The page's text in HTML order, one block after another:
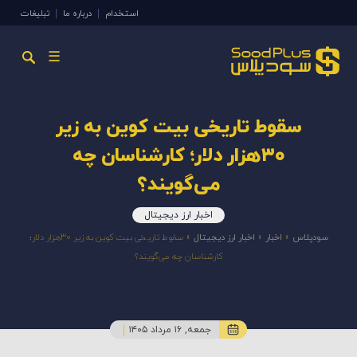
استخدام درباره ما تبلیغات
☰
سقوط تاریخی بیت کوین به زیر
۳۰هزار دلار؛ کارشناسان چه
می‌گویند؟
اخبار ارز دیجیتال
سودپلاس » اخبار » اخبار ارز دیجیتال »
سقوط تاریخی بیت کوین به زیر ۳۰هزار دلار؛
کارشناسان چه می‌گویند؟
جمعه, ۱۶ مرداد ۱۴۰۵